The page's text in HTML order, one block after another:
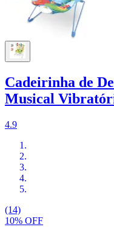
Cadeirinha de
Musical
4.9
(14)
10% OFF